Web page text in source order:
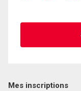
Mes inscriptions